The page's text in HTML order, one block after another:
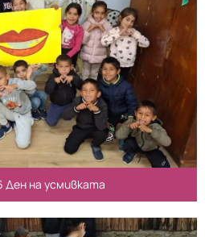
Ден на усмивката